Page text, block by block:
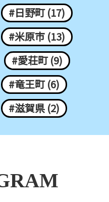
#日野町 (17)
#米原市 (13)
#愛荘町 (9)
#竜王町 (6)
#滋賀県 (2)